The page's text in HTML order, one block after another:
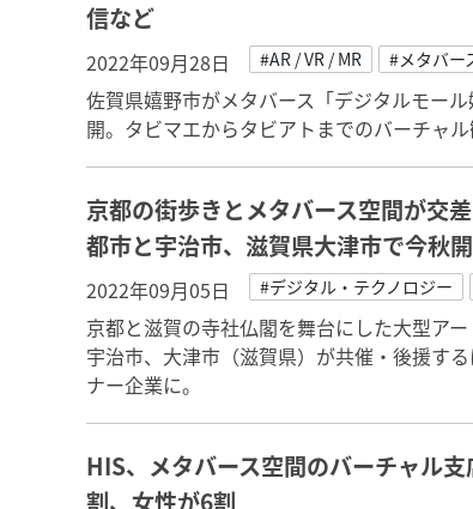
信など
2022年09月28日 #AR / VR / MR #メタバー
佐賀県嬉野市がメタバース「デジタルモー
開。タビマエからタビアトまでのバーチャル
京都の街歩きとメタバース空間が交
都市と宇治市、滋賀県大津市で今秋
2022年09月05日 #デジタル・テクノロジー
京都と滋賀の寺社仏閣を舞台にした大型ア
宇治市、大津市（滋賀県）が共催・後援す
ナー企業に。
HIS、メタバース空間のバーチャル
割、女性が6割